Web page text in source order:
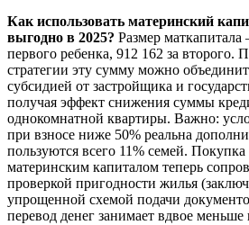
Как использовать материнский
выгодно в 2025? Размер
первого ребенка, 912 162 за второго.
стратегии эту сумму можно
субсидией от застройщика и
получая эффект снижения суммы
однокомнатной квартиры. Важно:
при взносе ниже 50% реальна
пользуются всего 11% семей.
материнским капиталом теперь
проверкой пригодности жилья
упрощенной схемой подачи
перевод денег занимает вдвое меньше